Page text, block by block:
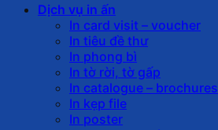
Dịch vụ in ấn
In card visit – voucher
In tiêu đề thư
In phong bì
In tờ rời, tờ gấp
In catalogue – brochures
In kẹp file
In poster